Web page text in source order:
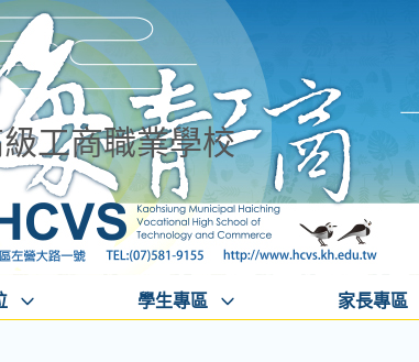
工商職業學校
學生專區 家長專區